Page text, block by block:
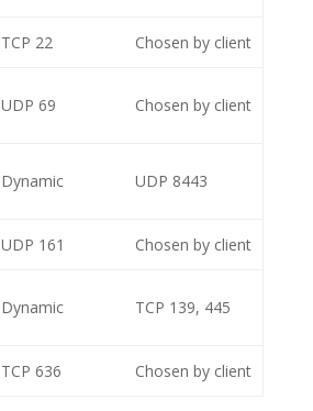
TCP 22 Chosen by client
UDP 69 Chosen by client
Dynamic UDP 8443
UDP 161 Chosen by client
Dynamic TCP 139, 445
TCP 636 Chosen by client